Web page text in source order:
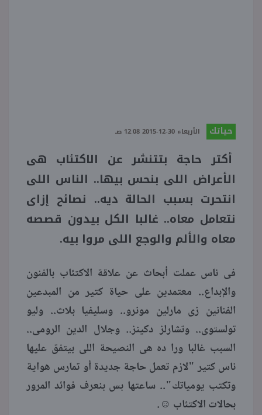
حياتك الأربعاء 30-12-2015 12:08 صـ
أكتر حاجة بتتنشر عن الاكتئاب هى
الأعراض اللى بنحس بيها.. الناس اللى
انتحرت بسبب الحالة ديه.. نصائح إزاى
نتعامل معاه.. غالبا الكل بيدون قصصه
معاه والألم والوجع اللى مروا بيه.
فى ناس عملت أبحاث عن علاقة الاكتئاب بالفنون
والإبداع.. معتمدين على حياة كتير من المبدعين
الفنانين زى مارلين مونرو.. وسليفيا بلاث.. وليو
تولستوى.. وتشارلز دكينز.. وجلال الدين الرومى..
السبب غالبا ورا ده هى النصيحة اللى بيتفق عليها
ناس كتير "لازم تعمل حاجة جديدة أو تمارس هواية
وتكتب يومياتك".. ساعتها بس بنعرف فوائد المرور
بحالات الاكتئاب ☺.